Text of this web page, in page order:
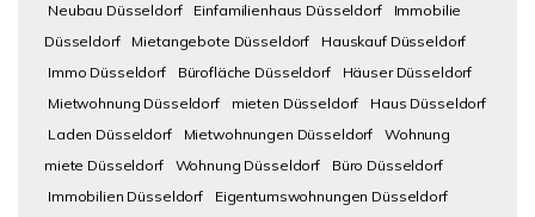
Neubau Düsseldorf
Einfamilienhaus Düsseldorf
Immobilie
Düsseldorf
Mietangebote Düsseldorf
Hauskauf Düsseldorf
Immo Düsseldorf
Bürofläche Düsseldorf
Häuser Düsseldorf
Mietwohnung Düsseldorf
mieten Düsseldorf
Haus Düsseldorf
Laden Düsseldorf
Mietwohnungen Düsseldorf
Wohnung
miete Düsseldorf
Wohnung Düsseldorf
Büro Düsseldorf
Immobilien Düsseldorf
Eigentumswohnungen Düsseldorf